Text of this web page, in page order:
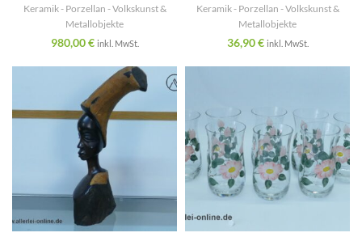
Keramik - Porzellan - Volkskunst &
Metallobjekte
980,00€ inkl. MwSt.
Keramik - Porzellan - Volkskunst &
Metallobjekte
36,90€ inkl. MwSt.